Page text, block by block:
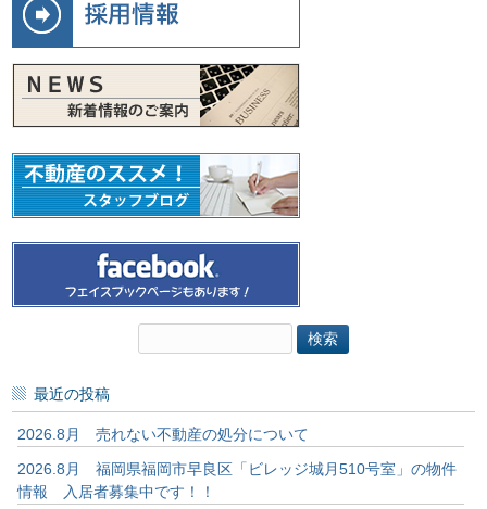
最近の投稿
2026.8月 売れない不動産の処分について
2026.8月 福岡県福岡市早良区「ビレッジ城月510号室」の物件
情報 入居者募集中です！！